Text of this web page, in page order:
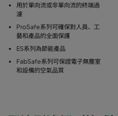
用於單向流或非單向流的終端過
濾
ProSafe系列可確保對人員、工
藝和產品的全面保護
ES系列為節能產品
FabSafe系列可保證電子無塵室
和設備的空氣品質